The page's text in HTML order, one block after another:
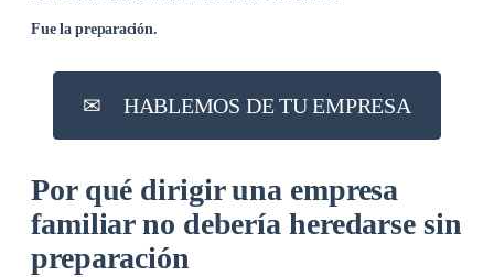
Fue la preparación.
✉︎ HABLEMOS DE TU EMPRESA
Por qué dirigir una empresa
familiar no debería heredarse sin
preparación